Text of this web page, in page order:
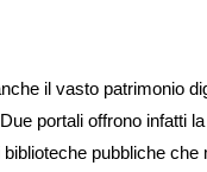
il vasto patrimonio
portali offrono infatti
biblioteche pubbliche